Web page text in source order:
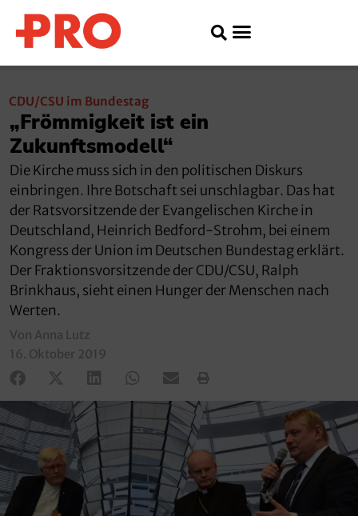
CDU/CSU im Bundestag
„Frömmigkeit ist ein
Zukunftsmodell“
Die Kirche muss sich in den politischen Diskurs
einbringen. Ihre Botschaft sei unschlagbar. Das hat
der Ratsvorsitzende der Evangelischen Kirche in
Deutschland, Heinrich Bedford-Strohm, bei einem
Kongress der Union im Deutschen Bundestag erklärt.
Der Fraktionsvorsitzende der CDU/CSU, Ralph
Brinkhaus, sieht einen Hunger der Menschen nach
Werten.
Von Anna Lutz
16. Oktober 2019